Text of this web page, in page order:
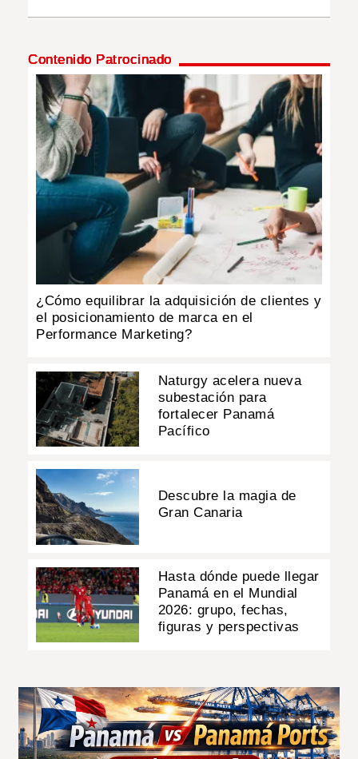
Contenido Patrocinado
¿Cómo equilibrar la adquisición de clientes y
el posicionamiento de marca en el
Performance Marketing?
Naturgy acelera nueva
subestación para
fortalecer Panamá
Pacífico
Descubre la magia de
Gran Canaria
Hasta dónde puede llegar
Panamá en el Mundial
2026: grupo, fechas,
figuras y perspectivas